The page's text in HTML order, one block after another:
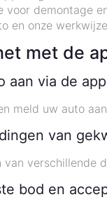
voor demontage
en onze
met de
aan via de app
meld uw auto
van
van verschillende
bod en